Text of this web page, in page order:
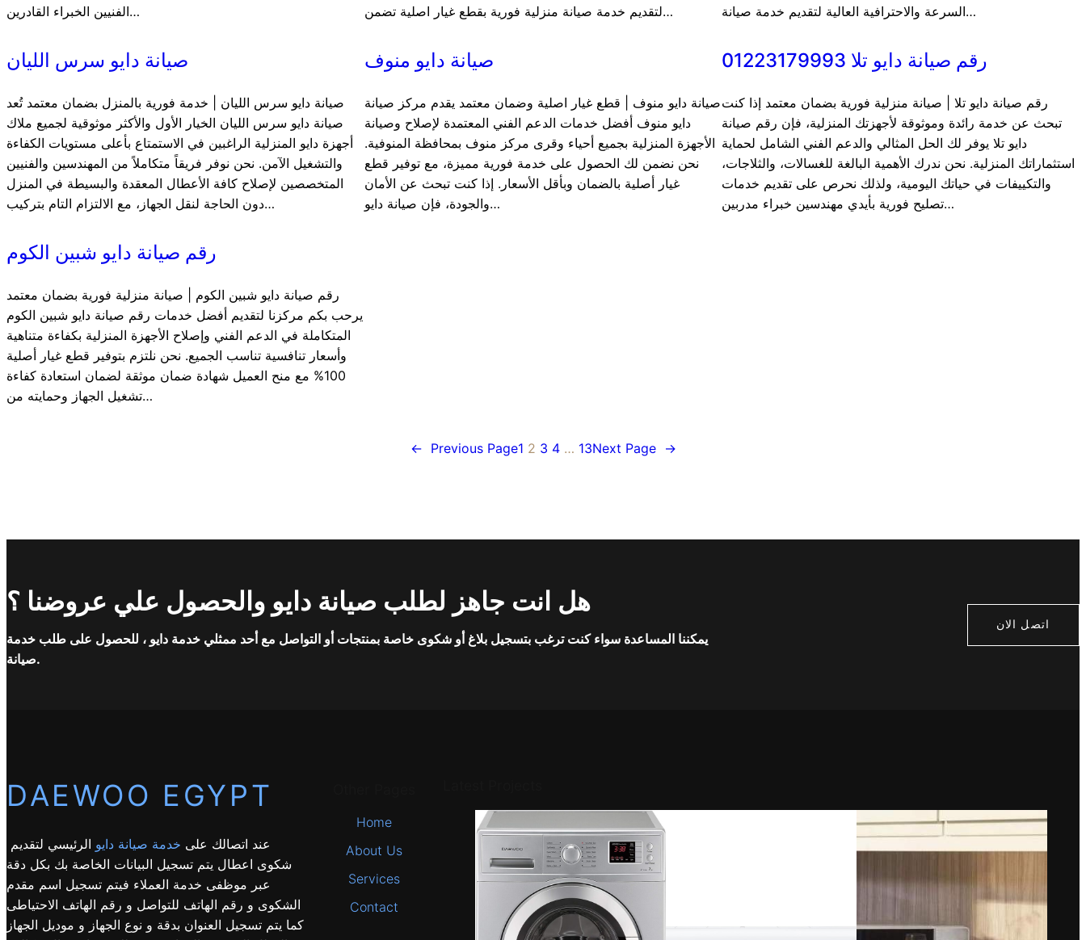
الفنيين الخبراء القادرين…
لتقديم خدمة صيانة منزلية فورية بقطع غيار اصلية تضمن…
السرعة والاحترافية العالية لتقديم خدمة صيانة…
صيانة دايو سرس الليان
صيانة دايو سرس الليان | خدمة فورية بالمنزل بضمان معتمد تُعد
صيانة دايو سرس الليان الخيار الأول والأكثر موثوقية لجميع ملاك
أجهزة دايو المنزلية الراغبين في الاستمتاع بأعلى مستويات الكفاءة
والتشغيل الآمن. نحن نوفر فريقاً متكاملاً من المهندسين والفنيين
المتخصصين لإصلاح كافة الأعطال المعقدة والبسيطة في المنزل
دون الحاجة لنقل الجهاز، مع الالتزام التام بتركيب…
صيانة دايو منوف
صيانة دايو منوف | قطع غيار اصلية وضمان معتمد يقدم مركز صيانة
دايو منوف أفضل خدمات الدعم الفني المعتمدة لإصلاح وصيانة
الأجهزة المنزلية بجميع أحياء وقرى مركز منوف بمحافظة المنوفية.
نحن نضمن لك الحصول على خدمة فورية مميزة، مع توفير قطع
غيار أصلية بالضمان وبأقل الأسعار. إذا كنت تبحث عن الأمان
والجودة، فإن صيانة دايو…
رقم صيانة دايو تلا 01223179993
رقم صيانة دايو تلا | صيانة منزلية فورية بضمان معتمد إذا كنت
تبحث عن خدمة رائدة وموثوقة لأجهزتك المنزلية، فإن رقم صيانة
دايو تلا يوفر لك الحل المثالي والدعم الفني الشامل لحماية
استثماراتك المنزلية. نحن ندرك الأهمية البالغة للغسالات، والثلاجات،
والتكييفات في حياتك اليومية، ولذلك نحرص على تقديم خدمات
تصليح فورية بأيدي مهندسين خبراء مدربين…
رقم صيانة دايو شبين الكوم
رقم صيانة دايو شبين الكوم | صيانة منزلية فورية بضمان معتمد
يرحب بكم مركزنا لتقديم أفضل خدمات رقم صيانة دايو شبين الكوم
المتكاملة في الدعم الفني وإصلاح الأجهزة المنزلية بكفاءة متناهية
وأسعار تنافسية تناسب الجميع. نحن نلتزم بتوفير قطع غيار أصلية
100% مع منح العميل شهادة ضمان موثقة لضمان استعادة كفاءة
تشغيل الجهاز وحمايته من…
← Previous Page1 2 3 4 … 13Next Page →
هل انت جاهز لطلب صيانة دايو والحصول علي عروضنا ؟
يمكننا المساعدة سواء كنت ترغب بتسجيل بلاغ أو شكوى خاصة بمنتجات أو التواصل مع أحد ممثلي خدمة دايو ، للحصول على طلب خدمة
صيانة.
اتصل الان
DAEWOO EGYPT
عند اتصالك على خدمة صيانة دايو الرئيسي لتقديم
شكوى اعطال يتم تسجيل البيانات الخاصة بك بكل دقة
عبر موظفى خدمة العملاء فيتم تسجيل اسم مقدم
الشكوى و رقم الهاتف للتواصل و رقم الهاتف الاحتياطى
كما يتم تسجيل العنوان بدقة و نوع الجهاز و موديل الجهاز
Home
About Us
Services
Contact